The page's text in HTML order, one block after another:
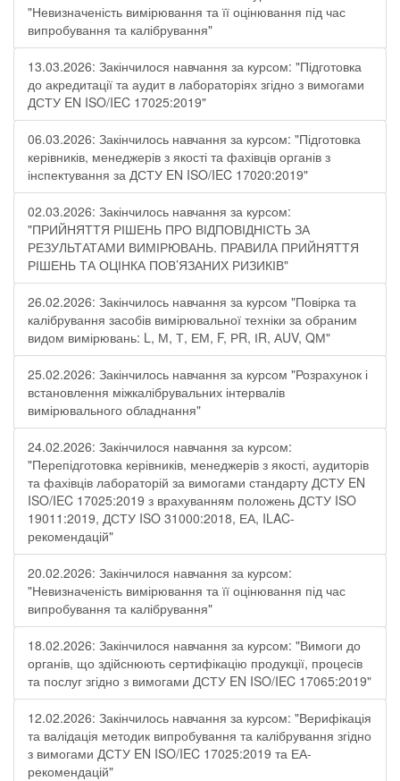
"Невизначеність вимірювання та її оцінювання під час
випробування та калібрування"
13.03.2026: Закінчилося навчання за курсом: "Підготовка
до акредитації та аудит в лабораторіях згідно з вимогами
ДСТУ EN ISO/IEC 17025:2019"
06.03.2026: Закінчилось навчання за курсом: "Підготовка
керівників, менеджерів з якості та фахівців органів з
інспектування за ДСТУ EN ISO/IEC 17020:2019"
02.03.2026: Закінчилось навчання за курсом:
"ПРИЙНЯТТЯ РІШЕНЬ ПРО ВІДПОВІДНІСТЬ ЗА
РЕЗУЛЬТАТАМИ ВИМІРЮВАНЬ. ПРАВИЛА ПРИЙНЯТТЯ
РІШЕНЬ ТА ОЦІНКА ПОВ’ЯЗАНИХ РИЗИКІВ"
26.02.2026: Закінчилось навчання за курсом "Повірка та
калібрування засобів вимірювальної техніки за обраним
видом вимірювань: L, М, Т, ЕМ, F, РR, ІR, АUV, QМ"
25.02.2026: Закінчилось навчання за курсом "Розрахунок і
встановлення міжкалібрувальних інтервалів
вимірювального обладнання"
24.02.2026: Закінчилося навчання за курсом:
"Перепідготовка керівників, менеджерів з якості, аудиторів
та фахівців лабораторій за вимогами стандарту ДСТУ EN
ISO/IEC 17025:2019 з врахуванням положень ДСТУ ISO
19011:2019, ДСТУ ISO 31000:2018, ЕА, ILAC-
рекомендацій"
20.02.2026: Закінчилося навчання за курсом:
"Невизначеність вимірювання та її оцінювання під час
випробування та калібрування"
18.02.2026: Закінчилося навчання за курсом: "Вимоги до
органів, що здійснюють сертифікацію продукції, процесів
та послуг згідно з вимогами ДСТУ EN ISO/IEC 17065:2019"
12.02.2026: Закінчилось навчання за курсом: "Верифікація
та валідація методик випробування та калібрування згідно
з вимогами ДСТУ EN ISO/IEC 17025:2019 та ЕА-
рекомендацій"